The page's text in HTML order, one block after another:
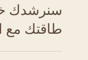
سنرشدك
طاقتك مع